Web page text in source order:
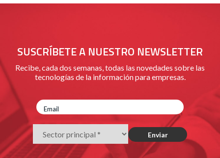
SUSCRÍBETE A NUESTRO NEWSLETTER
Recibe, cada dos semanas, todas las novedades sobre las
tecnologías de la información para empresas.